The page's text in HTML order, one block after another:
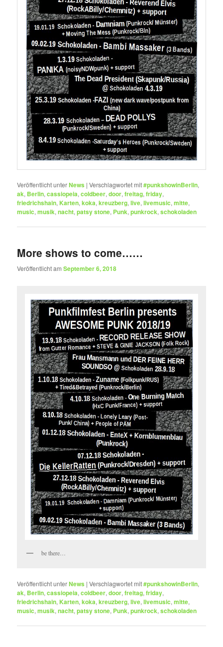
Veröffentlicht unterNews |Verschlagwortet mit#punkshowinBerlin,
ak, Berlin,cassiopeia,coldbeer,door,freitag,friday,
friedrichshain, Karten,koka,kreuzberg,live,livemusic,mitte,
music,musik,nacht,patsy stone, Punk,punkrock,schokoladen
More shows to come……
Veröffentlicht amSeptember 6, 2018
be there…
Veröffentlicht unterNews |Verschlagwortet mit#punkshowinBerlin,
ak, Berlin,cassiopeia,coldbeer,door,freitag,friday,
friedrichshain, Karten,koka,kreuzberg,live,livemusic,mitte,
music,musik,nacht,patsy stone, Punk,punkrock,schokoladen